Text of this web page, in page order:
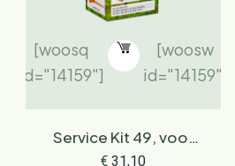
[woosq
id="14159"]
[woosw
id="14159"]
Service Kit 49, voor
grasmaaiers en
€31,10